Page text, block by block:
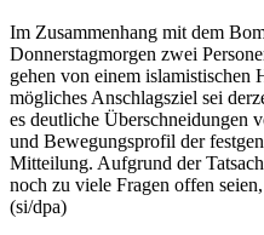
Im Zusammenhang mit dem
Donnerstagmorgen zwei
gehen von einem islamistischen
mögliches Anschlagsziel sei
es deutliche Überschneidungen
und Bewegungsprofil der
Mitteilung. Aufgrund der
noch zu viele Fragen offen
(si/dpa)